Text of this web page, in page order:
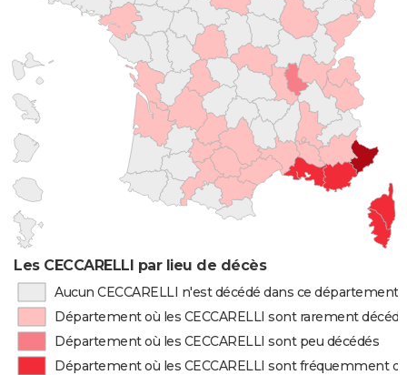
Les CECCARELLI par lieu de décès
Aucun CECCARELLI n'est décédé dans ce département
Département où les CECCARELLI sont rarement
Département où les CECCARELLI sont peu décédés
Département où les CECCARELLI sont fréquemment